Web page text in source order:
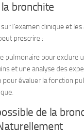
bronchite
l’examen clinique et
prescrire :
pulmonaire pour exclure
et une analyse des
évaluer la fonction
de la